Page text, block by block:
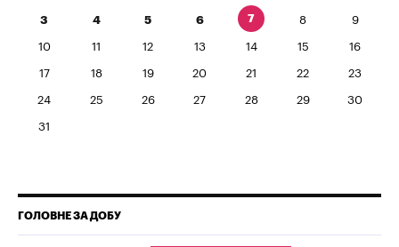
3 4 5 6 7 8 9
10 11 12 13 14 15 16
17 18 19 20 21 22 23
24 25 26 27 28 29 30
31
ГОЛОВНЕ ЗА ДОБУ